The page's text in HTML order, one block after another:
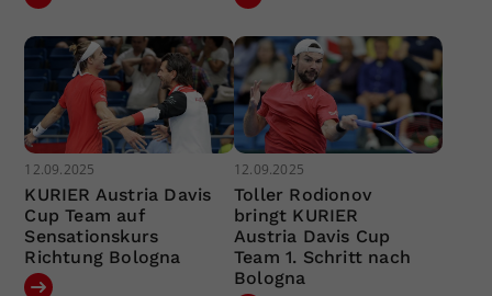
12.09.2025
KURIER Austria Davis
Cup Team auf
Sensationskurs
Richtung Bologna
12.09.2025
Toller Rodionov
bringt KURIER
Austria Davis Cup
Team 1. Schritt nach
Bologna